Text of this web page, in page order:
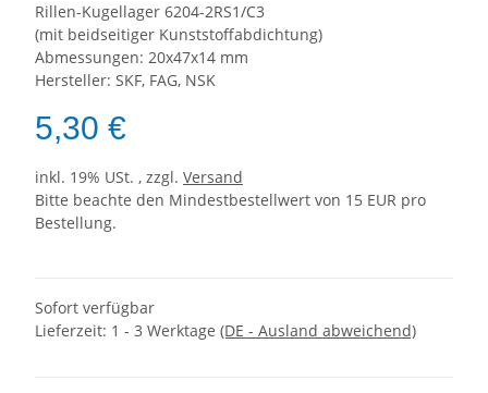
Rillen-Kugellager 6204-2RS1/C3
(mit beidseitiger Kunststoffabdichtung)
Abmessungen: 20x47x14 mm
Hersteller: SKF, FAG, NSK
5,30 €
inkl. 19% USt. , zzgl. Versand
Bitte beachte den Mindestbestellwert von 15 EUR pro
Bestellung.
Sofort verfügbar
Lieferzeit: 1 - 3 Werktage (DE - Ausland abweichend)